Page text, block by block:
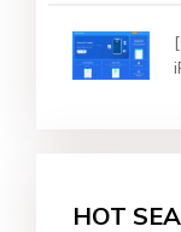
HOT